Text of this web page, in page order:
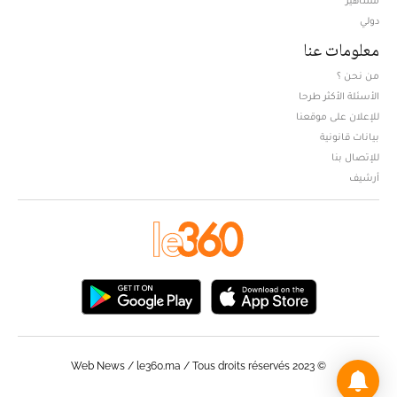
دولي
معلومات عنا
من نحن ؟
الأسئلة الأكثر طرحا
للإعلان على موقعنا
بيانات قانونية
للإتصال بنا
أرشيف
© Web News / le360.ma / Tous droits réservés 2023